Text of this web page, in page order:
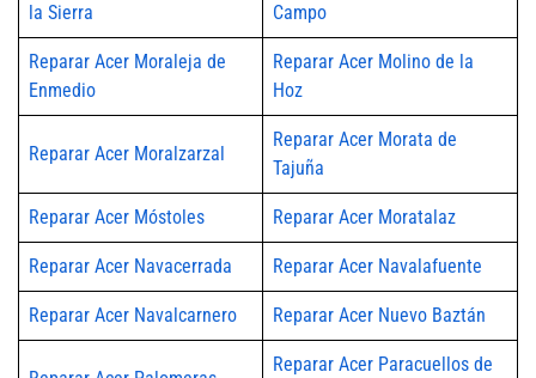
la Sierra
Campo
Reparar Acer Moraleja de
Enmedio
Reparar Acer Molino de la
Hoz
Reparar Acer Moralzarzal
Reparar Acer Morata de
Tajuña
Reparar Acer Móstoles Reparar Acer Moratalaz
Reparar Acer Navacerrada Reparar Acer Navalafuente
Reparar Acer Navalcarnero Reparar Acer Nuevo Baztán
Reparar Acer Paracuellos de